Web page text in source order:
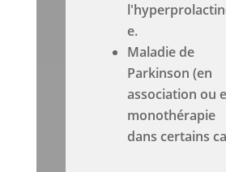
e.
Maladie de
Parkinson (en
association ou
monothérapie
dans certains